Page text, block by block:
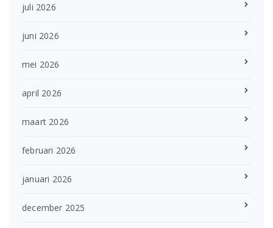
juli 2026
juni 2026
mei 2026
april 2026
maart 2026
februari 2026
januari 2026
december 2025